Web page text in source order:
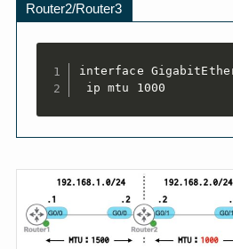
Router2/Router3
interface
ip mtu 1000